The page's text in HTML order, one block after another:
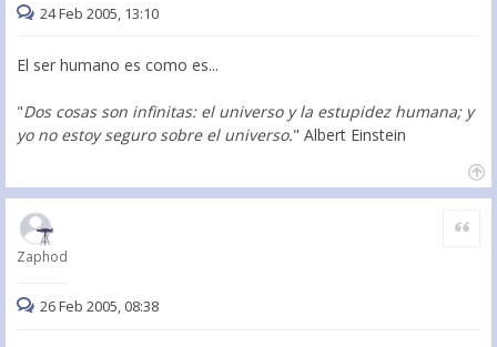
24 Feb 2005, 13:10
El ser humano es como es...
"Dos cosas son infinitas: el universo y la estupidez humana; y
yo no estoy seguro sobre el universo." Albert Einstein
Zaphod
Citar
26 Feb 2005, 08:38